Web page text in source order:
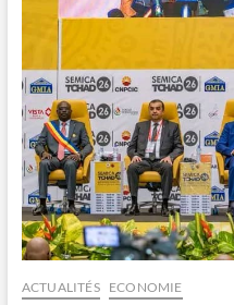
et
ACTUALITÉS ECONOMIE